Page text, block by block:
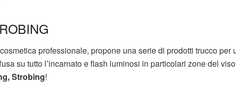
professionale, propone una serie di prodotti trucco per
su tutto l’incarnato e flash luminosi in particolari zone del
Strobing!